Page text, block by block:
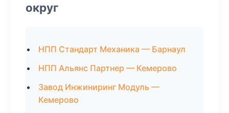
округ
НПП Стандарт Механика — Барнаул
НПП Альянс Партнер — Кемерово
Завод Инжиниринг Модуль —
Кемерово